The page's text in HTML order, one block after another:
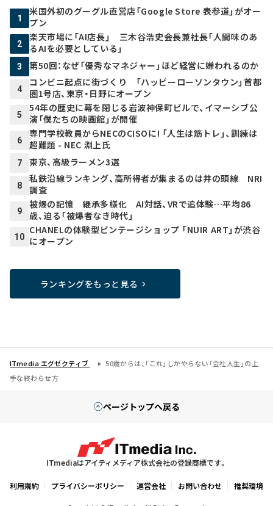
1
米国外初のグーグル直営店「Google Store 表参道」がオー
プン
2
楽天市場に「AI店長」 三木谷浩史会長兼社長「人間味のあ
るAIを必要としている」
3 第50回：なぜ「優秀なマネジャー」ほど経営に嫌われるのか
4
コンビニ起点に街づくり 「ハッピーローソンタウン」首都
圏1号店、東京・日野にオープン
5
54年の歴史に幕を閉じる岩波神保町ビルで、イマーシブ公
演「僕たちの映画館」が開催
6
専門学校教員からNECのCISOに! 「人生は筋トレ」、訓練は
超難題 - NEC 淵上氏
7 東京、高級ラーメン3選
8
私鉄沿線ランキング、高所得者が集まるのは井の頭線 NRI
調査
9
被爆の記憶 継承多様化 AI対話、VRで追体験…平均86
歳、迫る「被爆者なき時代」
10
CHANELの体験型ビンテージショップ 「NUIR ART」が渋谷
にオープン
ランキングをもっと見る
ITmedia エグゼクティブ
50歳からは、「これ」しかやらない「会社人生」の上
手な終わらせ方
ページトップへ戻る
ITmediaはアイティメディア株式会社の登録商標です。
利用規約 プライバシーポリシー 運営会社 お問い合わせ 推奨環境